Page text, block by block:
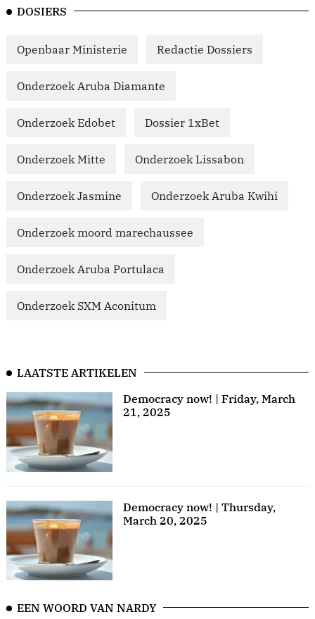
DOSIERS
Openbaar Ministerie Redactie Dossiers
Onderzoek Aruba Diamante
Onderzoek Edobet Dossier 1xBet
Onderzoek Mitte Onderzoek Lissabon
Onderzoek Jasmine Onderzoek Aruba Kwihi
Onderzoek moord marechaussee
Onderzoek Aruba Portulaca
Onderzoek SXM Aconitum
LAATSTE ARTIKELEN
Democracy now! | Friday, March
21, 2025
Democracy now! | Thursday,
March 20, 2025
EEN WOORD VAN NARDY